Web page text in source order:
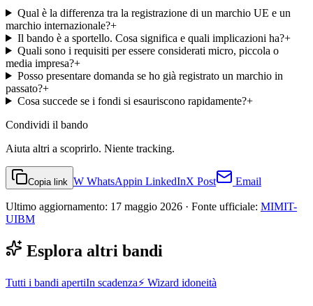
Qual è la differenza tra la registrazione di un marchio UE e un
marchio internazionale?+
Il bando è a sportello. Cosa significa e quali implicazioni ha?+
Quali sono i requisiti per essere considerati micro, piccola o
media impresa?+
Posso presentare domanda se ho già registrato un marchio in
passato?+
Cosa succede se i fondi si esauriscono rapidamente?+
Condividi il bando
Aiuta altri a scoprirlo. Niente tracking.
Copia link W WhatsAppin LinkedInX Post Email
Ultimo aggiornamento: 17 maggio 2026 · Fonte ufficiale: MIMIT-
UIBM
Esplora altri bandi
Tutti i bandi apertiIn scadenza⚡ Wizard idoneità